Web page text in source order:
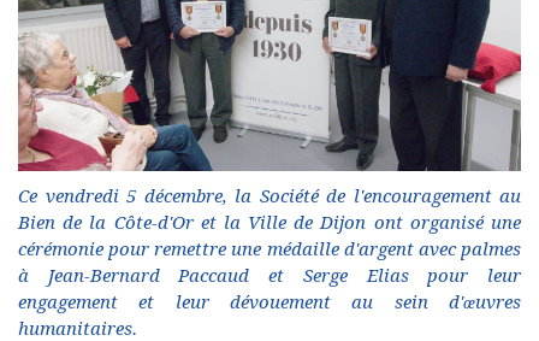
Ce vendredi 5 décembre, la Société de l'encouragement au
Bien de la Côte-d'Or et la Ville de Dijon ont organisé une
cérémonie pour remettre une médaille d'argent avec palmes
à Jean-Bernard Paccaud et Serge Elias pour leur
engagement et leur dévouement au sein d'œuvres
humanitaires.